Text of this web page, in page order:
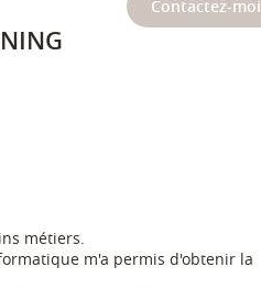
Contactez-moi
métiers.
m'a permis d'obtenir la